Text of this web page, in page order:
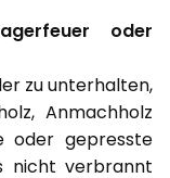
oder
zu unterhalten,
Anmachholz
oder gepresste
nicht verbrannt